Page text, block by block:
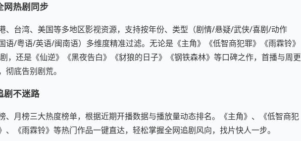
网热剧同步
、台湾、美国等多地区影视资源，支持按年份、类型（剧情/悬疑/武侠/喜剧/动作
语/粤语/英语/闽南语）多维度精准过滤。无论是《主角》《低智商犯罪》《雨霖铃》
，还是《仙逆》《黑夜告白》《豺狼的日子》《钢铁森林》等口碑之作，首播与周更
彻底告别剧荒。
剧不迷路
、月榜三大热度榜单，根据近期开播数据与播放量动态排名。《主角》、《低智商犯
、《雨霖铃》等热门作品一键直达，轻松掌握全网追剧风向，找片快人一步。